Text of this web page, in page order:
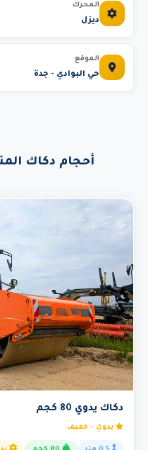
المحرك
ديزل
الموقع
حي البوادي - جدة
أحجام دكاك
دكاك يدوي 80 كجم
يدوي - خفيف